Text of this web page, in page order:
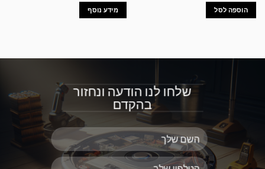
הוספה לסל מידע נוסף
שלחו לנו הודעה ונחזור
בהקדם